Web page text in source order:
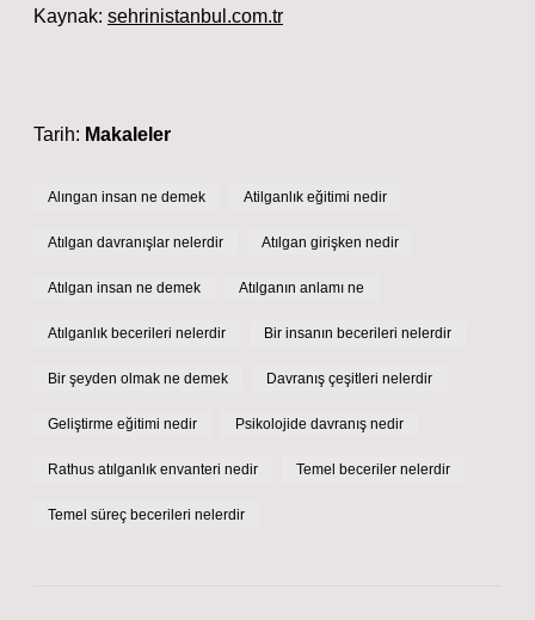
Kaynak: sehrinistanbul.com.tr
Tarih: Makaleler
Alıngan insan ne demek Atilganlık eğitimi nedir
Atılgan davranışlar nelerdir Atılgan girişken nedir
Atılgan insan ne demek Atılganın anlamı ne
Atılganlık becerileri nelerdir Bir insanın becerileri nelerdir
Bir şeyden olmak ne demek Davranış çeşitleri nelerdir
Geliştirme eğitimi nedir Psikolojide davranış nedir
Rathus atılganlık envanteri nedir Temel beceriler nelerdir
Temel süreç becerileri nelerdir